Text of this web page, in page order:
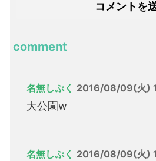
comment
名無しぷく 2016/08/09(火)
大公園w
名無しぷく 2016/08/09(火)